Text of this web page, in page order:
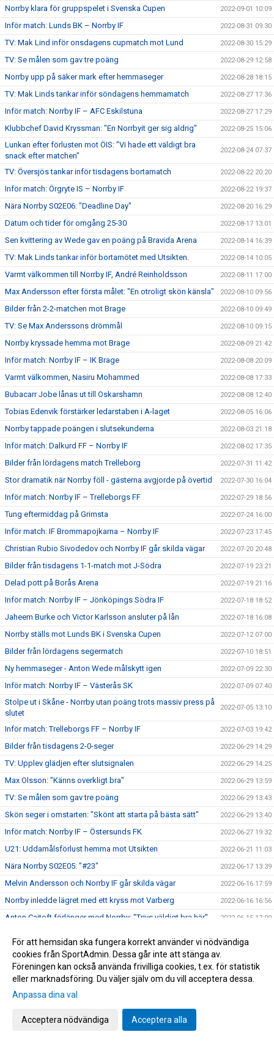
Norrby klara för gruppspelet i Svenska Cupen 2022-09-01 10:09
Inför match: Lunds BK – Norrby IF 2022-08-31 09:30
TV: Mak Lind inför onsdagens cupmatch mot Lund 2022-08-30 15:29
TV: Se målen som gav tre poäng 2022-08-29 12:58
Norrby upp på säker mark efter hemmaseger 2022-08-28 18:15
TV: Mak Linds tankar inför söndagens hemmamatch 2022-08-27 17:36
Inför match: Norrby IF – AFC Eskilstuna 2022-08-27 17:29
Klubbchef David Kryssman: "En Norrbyit ger sig aldrig" 2022-08-25 15:06
Lunkan efter förlusten mot ÖIS: "Vi hade ett väldigt bra
snack efter matchen"
2022-08-24 07:37
TV: Översjös tankar inför tisdagens bortamatch 2022-08-22 20:20
Inför match: Örgryte IS – Norrby IF 2022-08-22 19:37
Nära Norrby S02E06: "Deadline Day" 2022-08-20 16:29
Datum och tider för omgång 25-30 2022-08-17 13:01
Sen kvittering av Wede gav en poäng på Bravida Arena 2022-08-14 16:39
TV: Mak Linds tankar inför bortamötet med Utsikten. 2022-08-14 10:05
Varmt välkommen till Norrby IF, André Reinholdsson 2022-08-11 17:00
Max Andersson efter första målet: "En otroligt skön känsla" 2022-08-10 09:56
Bilder från 2-2-matchen mot Brage 2022-08-10 09:49
TV: Se Max Anderssons drömmål 2022-08-10 09:15
Norrby kryssade hemma mot Brage 2022-08-09 21:42
Inför match: Norrby IF – IK Brage 2022-08-08 20:09
Varmt välkommen, Nasiru Mohammed 2022-08-08 17:33
Bubacarr Jobe lånas ut till Oskarshamn 2022-08-08 12:40
Tobias Edenvik förstärker ledarstaben i A-laget 2022-08-05 16:06
Norrby tappade poängen i slutsekunderna 2022-08-03 21:18
Inför match: Dalkurd FF – Norrby IF 2022-08-02 17:35
Bilder från lördagens match Trelleborg 2022-07-31 11:42
Stor dramatik när Norrby föll - gästerna avgjorde på övertid 2022-07-30 16:04
Inför match: Norrby IF – Trelleborgs FF 2022-07-29 18:56
Tung eftermiddag på Grimsta 2022-07-24 16:00
Inför match: IF Brommapojkarna – Norrby IF 2022-07-23 17:45
Christian Rubio Sivodedov och Norrby IF går skilda vägar 2022-07-20 20:48
Bilder från tisdagens 1-1-match mot J-Södra 2022-07-19 23:21
Delad pott på Borås Arena 2022-07-19 21:16
Inför match: Norrby IF – Jönköpings Södra IF 2022-07-18 18:52
Jaheem Burke och Victor Karlsson ansluter på lån 2022-07-18 16:08
Norrby ställs mot Lunds BK i Svenska Cupen 2022-07-12 07:00
Bilder från lördagens segermatch 2022-07-10 18:51
Ny hemmaseger - Anton Wede målskytt igen 2022-07-09 22:30
Inför match: Norrby IF – Västerås SK 2022-07-09 07:40
Stolpe ut i Skåne - Norrby utan poäng trots massiv press på
slutet
2022-07-05 13:10
Inför match: Trelleborgs FF – Norrby IF 2022-07-03 19:42
Bilder från tisdagens 2-0-seger 2022-06-29 14:29
TV: Upplev glädjen efter slutsignalen 2022-06-29 14:25
Max Olsson: "Känns overkligt bra" 2022-06-29 13:59
TV: Se målen som gav tre poäng 2022-06-29 13:43
Skön seger i omstarten: "Skönt att starta på bästa sätt" 2022-06-29 13:40
Inför match: Norrby IF – Östersunds FK 2022-06-27 19:32
U21: Uddamålsförlust hemma mot Utsikten 2022-06-21 11:03
Nära Norrby S02E05: "#23" 2022-06-17 13:39
Melvin Andersson och Norrby IF går skilda vägar 2022-06-16 17:59
Norrby inledde lägret med ett kryss mot Varberg 2022-06-16 16:56
Anton Cajtoft förlänger med Norrby: "Trivs väldigt bra här" 2022-06-15 17:00
Inga poäng när Norrby avslutade vårsäsongen
TV: Max Olsson om att äntligen vara tillbaka i truppen 2022-05-27 17:44
Inför match: IK Brage – Norrby IF
U21: Tung kväll på Borås Arena
För att hemsidan ska fungera korrekt använder vi nödvändiga
cookies från SportAdmin. Dessa går inte att stänga av.
Föreningen kan också använda frivilliga cookies, t.ex. för statistik
eller marknadsföring. Du väljer själv om du vill acceptera dessa.
Anpassa dina val
Acceptera nödvändiga Acceptera alla